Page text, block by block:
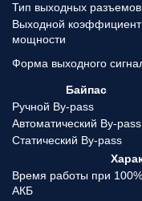
Тип выходных разъемов
Выходной коэффициент
мощности
Форма выходного
Байпас
Ручной By-pass
Автоматический By-pass
Статический By-pass
Время работы при
АКБ